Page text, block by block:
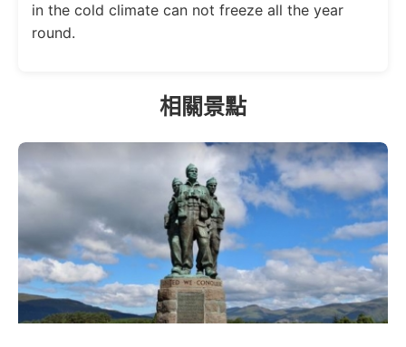
in the cold climate can not freeze all the year
round.
相關景點